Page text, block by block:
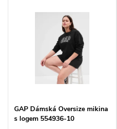
GAP Dámská Oversize mikina
s logem 554936-10